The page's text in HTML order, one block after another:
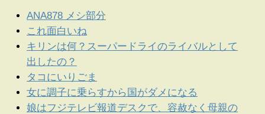
ANA878 メシ部分
これ面白いね
キリンは何？スーパードライのライバルとして
出したの？
タコにいりごま
女に調子に乗らすから国がダメになる
娘はフジテレビ報道デスクで、容赦なく母親の